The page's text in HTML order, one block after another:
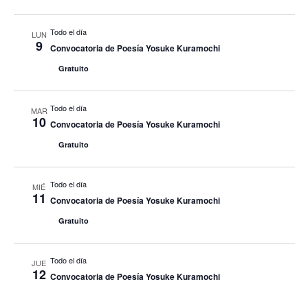
LUN
9
Todo el día
Convocatoria de Poesía Yosuke Kuramochi
Gratuito
MAR
10
Todo el día
Convocatoria de Poesía Yosuke Kuramochi
Gratuito
MIÉ
11
Todo el día
Convocatoria de Poesía Yosuke Kuramochi
Gratuito
JUE
12
Todo el día
Convocatoria de Poesía Yosuke Kuramochi